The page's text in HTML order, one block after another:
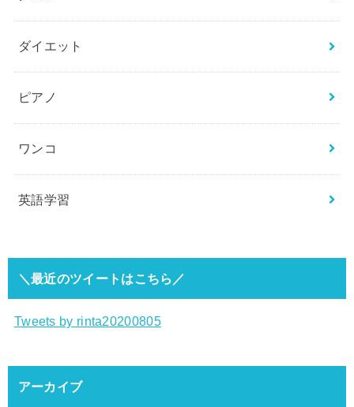
ダイエット
ピアノ
ワンコ
英語学習
＼最近のツイートはこちら／
Tweets by rinta20200805
アーカイブ